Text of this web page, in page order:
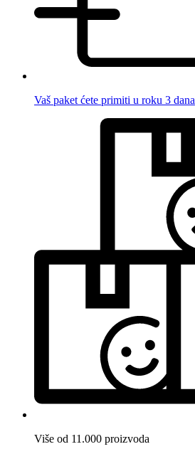
Vaš paket ćete primiti u roku 3 dana
Više od 11.000 proizvoda